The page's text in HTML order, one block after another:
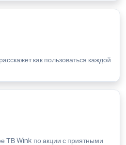
как пользоваться каждой
ТВ Wink по акции с приятными